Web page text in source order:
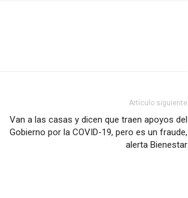
Artículo siguiente
Van a las casas y dicen que traen apoyos del
Gobierno por la COVID-19, pero es un fraude,
alerta Bienestar